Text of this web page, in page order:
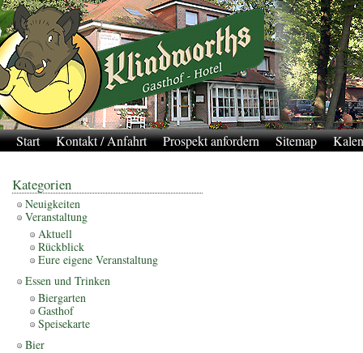
Start Kontakt / Anfahrt Prospekt anfordern Sitemap
Kategorien
Neuigkeiten
Veranstaltung
Aktuell
Rückblick
Eure eigene Veranstaltung
Essen und Trinken
Biergarten
Gasthof
Speisekarte
Bier